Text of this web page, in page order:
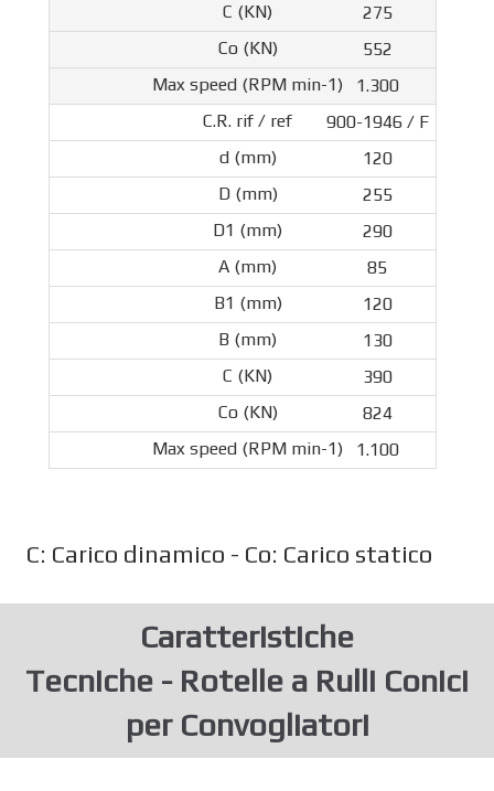
275
552
1.300
900-1946 / F
120
255
290
85
120
130
390
824
1.100
C: Carico dinamico - Co: Carico statico
Caratteristiche
Tecniche - Rotelle a Rulli Conici
per Convogliatori